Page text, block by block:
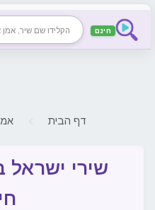
חינם
חיפוש שיר, אמן
דף הבית
שירי ישראל